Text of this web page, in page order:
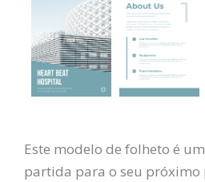
Este modelo de folheto é
partida para o seu próximo